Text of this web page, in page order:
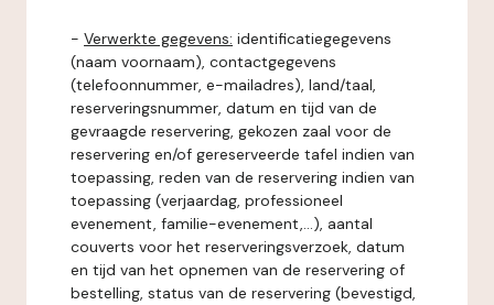
- Verwerkte gegevens: identificatiegegevens
(naam voornaam), contactgegevens
(telefoonnummer, e-mailadres), land/taal,
reserveringsnummer, datum en tijd van de
gevraagde reservering, gekozen zaal voor de
reservering en/of gereserveerde tafel indien van
toepassing, reden van de reservering indien van
toepassing (verjaardag, professioneel
evenement, familie-evenement,...), aantal
couverts voor het reserveringsverzoek, datum
en tijd van het opnemen van de reservering of
bestelling, status van de reservering (bevestigd,